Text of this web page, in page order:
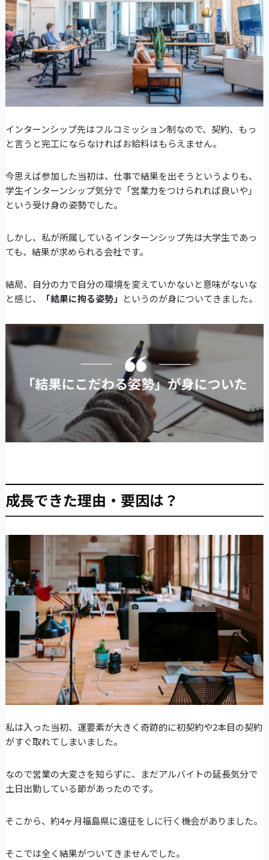
インターンシップ先はフルコミッション制なので、契約、もっ
と言うと完工にならなければお給料はもらえません。
今思えば参加した当初は、仕事で結果を出そうというよりも、
学生インターンシップ気分で「営業力をつけられれば良いや」
という受け身の姿勢でした。
しかし、私が所属しているインターンシップ先は大学生であっ
ても、結果が求められる会社です。
結局、自分の力で自分の環境を変えていかないと意味がないな
と感じ、
「結果に拘る姿勢」 というのが身についてきました。
成長できた理由・要因は？
私は入った当初、運要素が大きく奇跡的に初契約や2本目の契約
がすぐ取れてしまいました。
なので営業の大変さを知らずに、まだアルバイトの延長気分で
土日出勤している節があったのです。
そこから、約4ヶ月福島県に遠征をしに行く機会がありました。
そこでは全く結果がついてきませんでした。